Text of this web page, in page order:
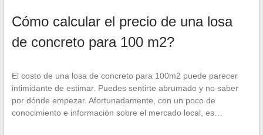
Cómo calcular el precio de una losa
de concreto para 100 m2?
El costo de una losa de concreto para 100m2 puede parecer
intimidante de estimar. Puedes sentirte abrumado y no saber
por dónde empezar. Afortunadamente, con un poco de
conocimiento e información sobre el mercado local, es…